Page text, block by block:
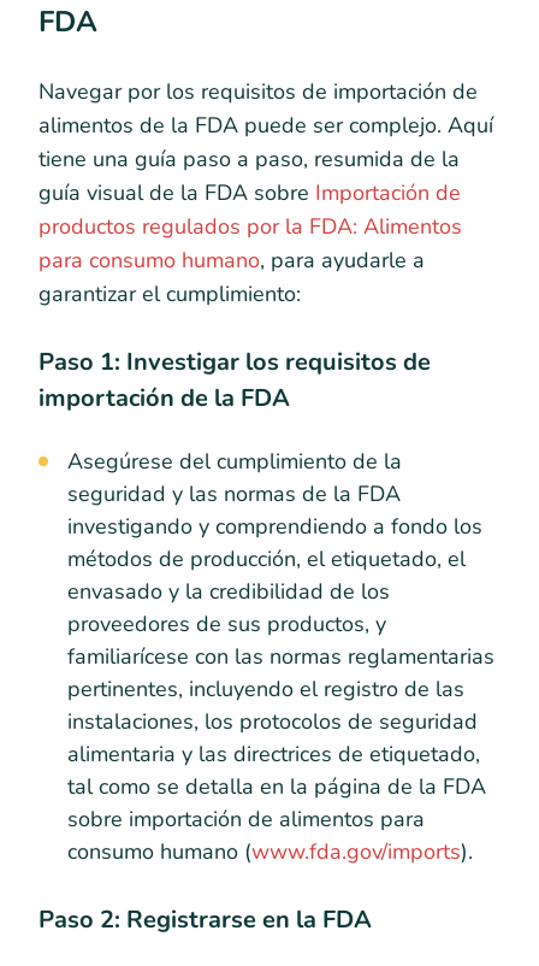
FDA
Navegar por los requisitos de importación de
alimentos de la FDA puede ser complejo. Aquí
tiene una guía paso a paso, resumida de la
guía visual de la FDA sobre Importación de
productos regulados por la FDA: Alimentos
para consumo humano, para ayudarle a
garantizar el cumplimiento:
Paso 1: Investigar los requisitos de
importación de la FDA
Asegúrese del cumplimiento de la
seguridad y las normas de la FDA
investigando y comprendiendo a fondo los
métodos de producción, el etiquetado, el
envasado y la credibilidad de los
proveedores de sus productos, y
familiarícese con las normas reglamentarias
pertinentes, incluyendo el registro de las
instalaciones, los protocolos de seguridad
alimentaria y las directrices de etiquetado,
tal como se detalla en la página de la FDA
sobre importación de alimentos para
consumo humano (www.fda.gov/imports).
Paso 2: Registrarse en la FDA